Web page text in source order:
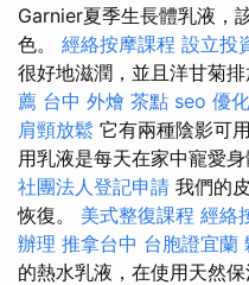
Garnier夏季生長體乳液，
色。 經絡按摩課程 設立投
很好地滋潤，並且洋甘菊
薦 台中 外燴 茶點 seo 優化
肩頸放鬆 它有兩種陰影可
用乳液是每天在家中寵愛
社團法人登記申請 我們的
恢復。 美式整復課程 經絡
辦理 推拿台中 台胞證宜蘭
的熱水乳液，在使用天然